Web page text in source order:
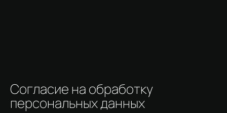
Согласие на обработку
персональных данных